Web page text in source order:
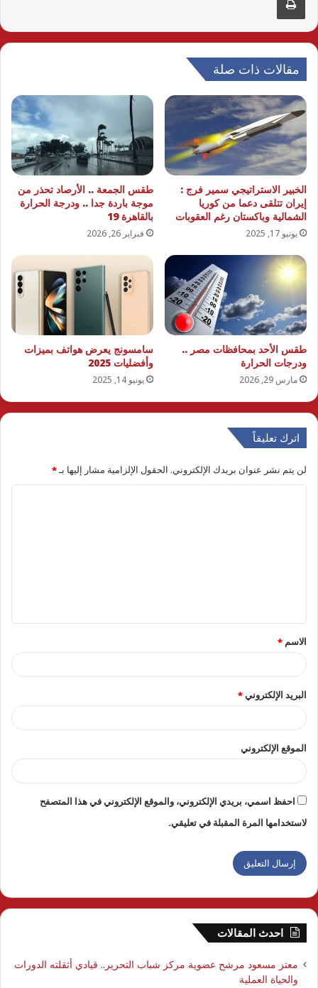
مقالات ذات صلة
الخبير الاستراتيجي سمير فرج :
إيران تتلقى دعما من كوريا
الشمالية وباكستان رغم العقوبات
يونيو 17, 2025
طقس الجمعة .. الأرصاد تحذر من
موجة باردة جدا .. ودرجة الحرارة
بالقاهرة 19
فبراير 26, 2026
طقس الأحد بمحافظات مصر ..
ودرجات الحرارة
مارس 29, 2026
سامسونج يعرض هواتف بميزات
وأفضليات 2025
يونيو 14, 2025
اترك تعليقاً
لن يتم نشر عنوان بريدك الإلكتروني. الحقول الإلزامية مشار إليها بـ*
ق
*
الاسم *
البريد الإلكتروني*
الموقع الإلكتروني
احفظ اسمي، بريدي الإلكتروني، والموقع الإلكتروني في هذا المتصفح
لاستخدامها المرة المقبلة في تعليقي.
احدث المقالات
معتز مسعود مرشح عضوية مركز شباب التحرير.. قيادي أثقلته الدورات
والحياة العملية